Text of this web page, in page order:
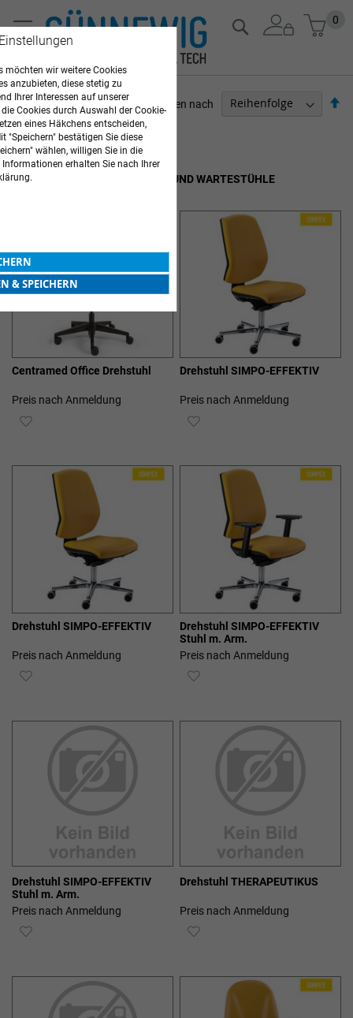
Zum
Inhalt
0
Suche
Artikel1-12von19
Sortieren nach
DREHSTÜHLE, WARTEZIMMER- UND WARTESTÜHLE
Centramed Office Drehstuhl
Preis nach Anmeldung
ZUR
HINZUFÜGEN
Drehstuhl SIMPO-EFFEKTIV
Preis nach Anmeldung
ZUR
HINZUFÜGEN
Drehstuhl SIMPO-EFFEKTIV
Preis nach Anmeldung
ZUR
HINZUFÜGEN
Drehstuhl SIMPO-EFFEKTIV
Stuhl m. Arm.
Preis nach Anmeldung
ZUR
HINZUFÜGEN
Drehstuhl SIMPO-EFFEKTIV
Stuhl m. Arm.
Preis nach Anmeldung
ZUR
HINZUFÜGEN
Drehstuhl THERAPEUTIKUS
Preis nach Anmeldung
ZUR
HINZUFÜGEN
ARZTBEDARF
möchten wir weitere Cookies
anzubieten, diese stetig zu
Ihrer Interessen auf unserer
Cookies durch Auswahl der Cookie-
eines Häkchens entscheiden,
"Speichern" bestätigen Sie diese
wählen, willigen Sie in die
erhalten Sie nach Ihrer
& SPEICHERN